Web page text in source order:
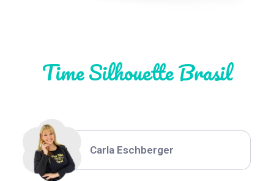
Time Silhouette Brasil
Thiara Ney
Carla Eschberger